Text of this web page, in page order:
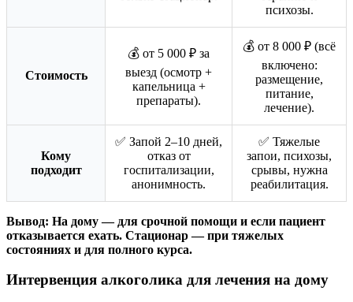
психозы.
Стоимость
💰 от 5 000 ₽ за
выезд (осмотр +
капельница +
препараты).
💰 от 8 000 ₽ (всё
включено:
размещение,
питание,
лечение).
Кому
подходит
✅ Запой 2–10 дней,
отказ от
госпитализации,
анонимность.
✅ Тяжелые
запои, психозы,
срывы, нужна
реабилитация.
Вывод: На дому — для срочной помощи и если пациент
отказывается ехать. Стационар — при тяжелых
состояниях и для полного курса.
Интервенция алкоголика для лечения на дому